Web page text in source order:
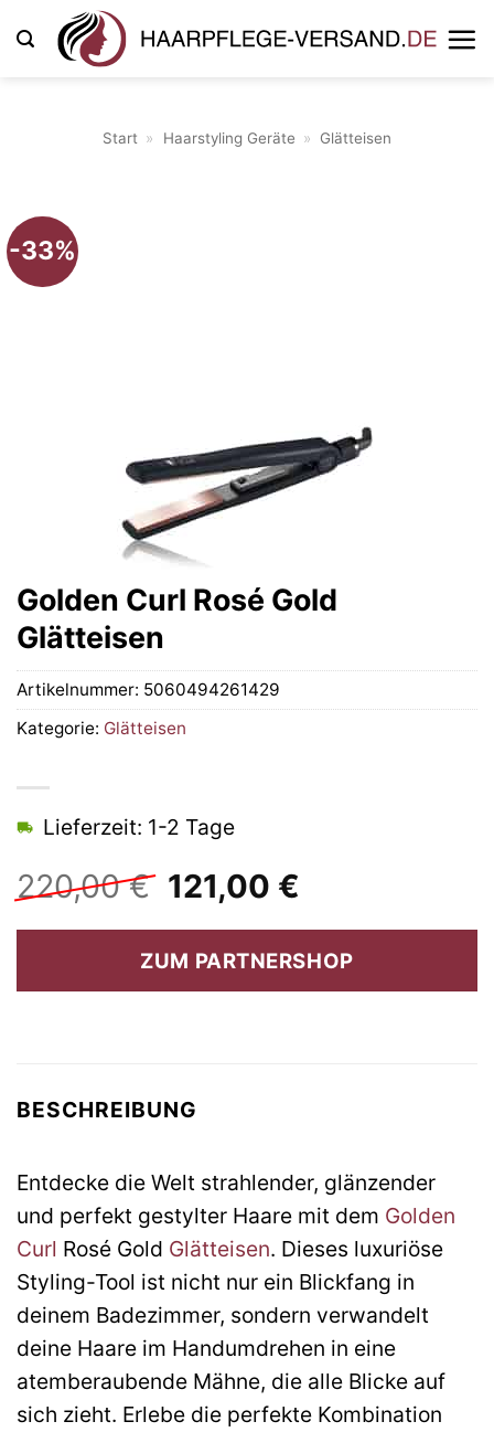
Inhalt
Start » Haarstyling Geräte » Glätteisen
-33%
Golden Curl Rosé Gold
Glätteisen
220,00€ Ursprünglicher
Preis
war:
220,00 €
121,00 €
ist:
121,00 €.
Lieferzeit: 1-2 Tage
ZUM PARTNERSHOP
Artikelnummer: 5060494261429
Kategorie: Glätteisen
BESCHREIBUNG
Entdecke die Welt strahlender, glänzender
und perfekt gestylter Haare mit dem Golden
Curl Rosé Gold Glätteisen. Dieses luxuriöse
Styling-Tool ist nicht nur ein Blickfang in
deinem Badezimmer, sondern verwandelt
deine Haare im Handumdrehen in eine
atemberaubende Mähne, die alle Blicke auf
sich zieht. Erlebe die perfekte Kombination